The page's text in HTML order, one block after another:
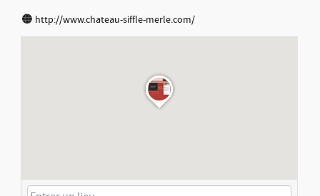
http://www.chateau-siffle-merle.com/